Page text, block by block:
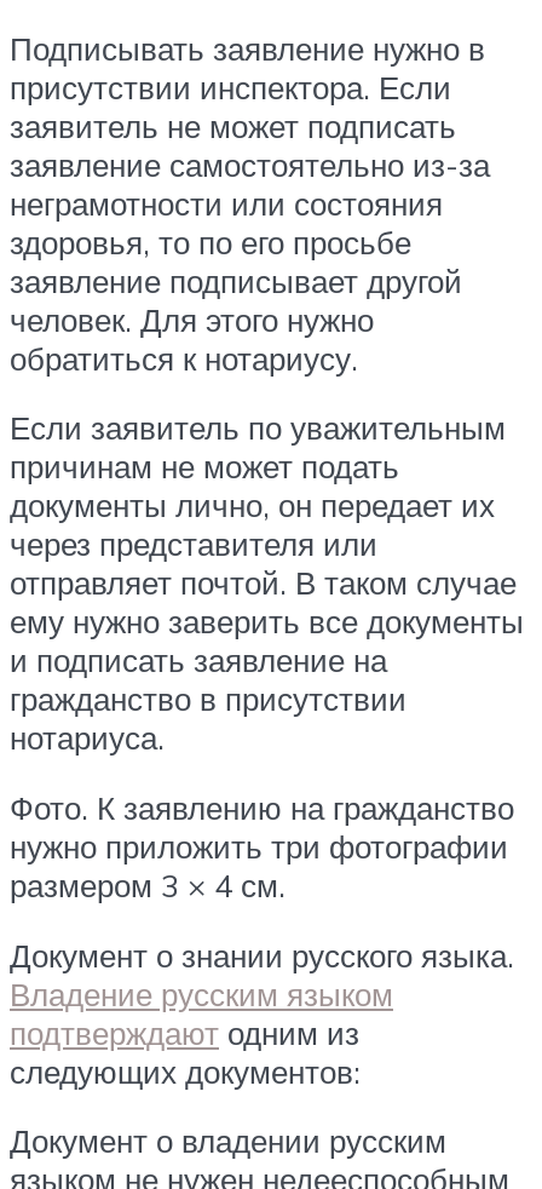
Подписывать заявление нужно в
присутствии инспектора. Если
заявитель не может подписать
заявление самостоятельно из-за
неграмотности или состояния
здоровья, то по его просьбе
заявление подписывает другой
человек. Для этого нужно
обратиться к нотариусу.
Если заявитель по уважительным
причинам не может подать
документы лично, он передает их
через представителя или
отправляет почтой. В таком случае
ему нужно заверить все документы
и подписать заявление на
гражданство в присутствии
нотариуса.
Фото. К заявлению на гражданство
нужно приложить три фотографии
размером 3 × 4 см.
Документ о знании русского языка.
Владение русским языком
подтверждают одним из
следующих документов:
Документ о владении русским
языком не нужен недееспособным